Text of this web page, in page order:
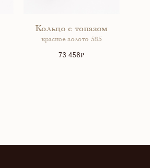
Кольцо с топазом
красное золото 585
73 458